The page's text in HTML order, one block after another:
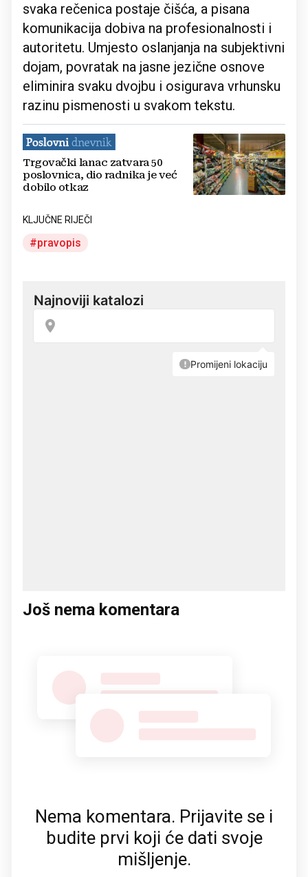
svaka rečenica postaje čišća, a pisana
komunikacija dobiva na profesionalnosti i
autoritetu. Umjesto oslanjanja na subjektivni
dojam, povratak na jasne jezične osnove
eliminira svaku dvojbu i osigurava vrhunsku
razinu pismenosti u svakom tekstu.
Trgovački lanac zatvara 50
poslovnica, dio radnika je već
dobilo otkaz
KLJUČNE RIJEČI
pravopis
Još nema komentara
Nema komentara. Prijavite se i
budite prvi koji će dati svoje
mišljenje.